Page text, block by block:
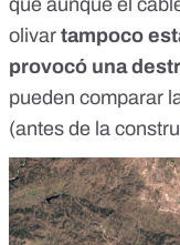
que aunque el
olivar tampoco
provocó una
pueden comparar
(antes de la